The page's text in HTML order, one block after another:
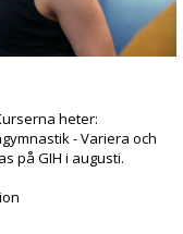
heter:
- Variera och
på GIH i augusti.